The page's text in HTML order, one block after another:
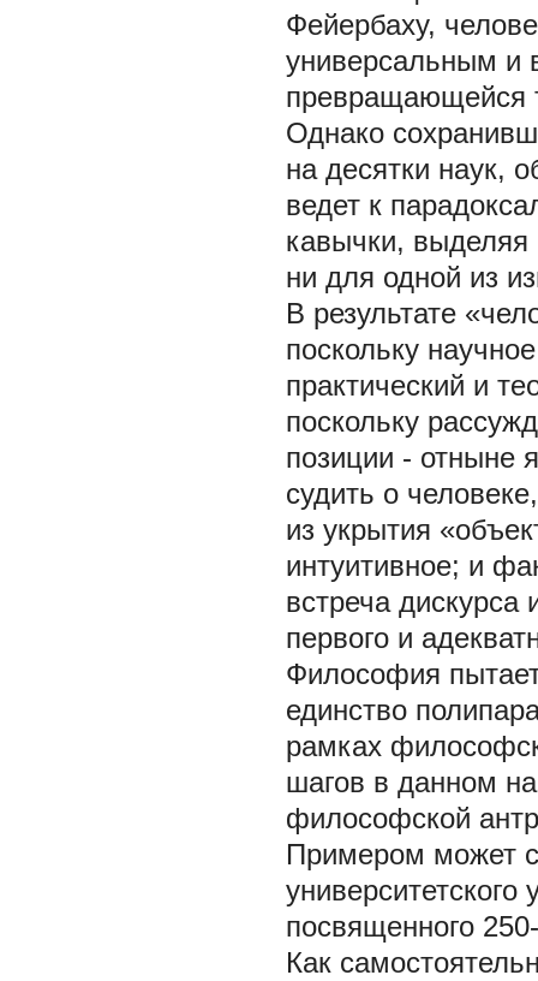
Фейербаху,
универсальным
превращающейся
Однако
на десятки наук,
ведет к
кавычки, выделяя
ни для одной из
В результате
поскольку
практический и
поскольку
позиции - отныне
судить о
из укрытия
интуитивное; и
встреча дискурса
первого и
Философия
единство
рамках
шагов в данном
философской
Примером может
посвященного
Как